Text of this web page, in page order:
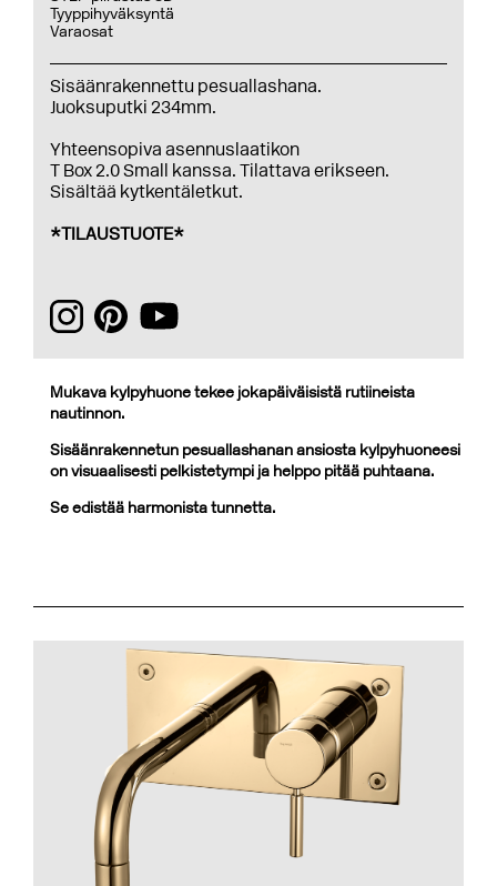
Tyyppihyväksyntä
Varaosat
Sisäänrakennettu pesuallashana.
Juoksuputki 234mm.
Yhteensopiva asennuslaatikon
T Box 2.0 Small kanssa. Tilattava erikseen.
Sisältää kytkentäletkut.
*TILAUSTUOTE*
Mukava kylpyhuone tekee jokapäiväisistä rutiineista
nautinnon.
Sisäänrakennetun pesuallashanan ansiosta kylpyhuoneesi
on visuaalisesti pelkistetympi ja helppo pitää puhtaana.
Se edistää harmonista tunnetta.